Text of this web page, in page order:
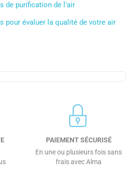
de purification de l'air
pour évaluer la qualité de votre air
PAIEMENT SÉCURISÉ
En une ou plusieurs fois sans
frais avec Alma